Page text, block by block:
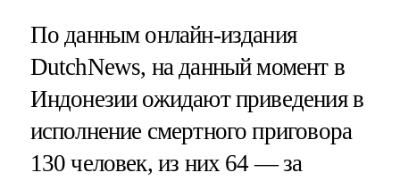
По данным онлайн-издания
DutchNews, на данный момент в
Индонезии ожидают приведения в
исполнение смертного приговора
130 человек, из них 64 — за